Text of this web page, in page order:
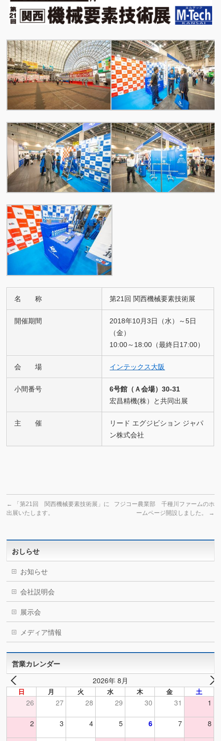
名 称 第21回 関西機械要素技術展
開催期間
2018年10月3日（水）～5日
（金）
10:00～18:00（最終日17:00）
会 場 インテックス大阪
小間番号
6号館（Ａ会場）30-31
宏昌精機(株）と共同出展
主 催
リード エグジビション ジャパ
ン株式会社
←
「第21回 関西機械要素技術展」に
出展いたします。
フジコー農業部 千種川ファームのホ
ームページ開設しました。
→
おしらせ
お知らせ
会社説明会
展示会
メディア情報
営業カレンダー
2026年 8月
日 月 火 水 木 金 土
26 27 28 29 30 31 1
2 3 4 5 6 7 8